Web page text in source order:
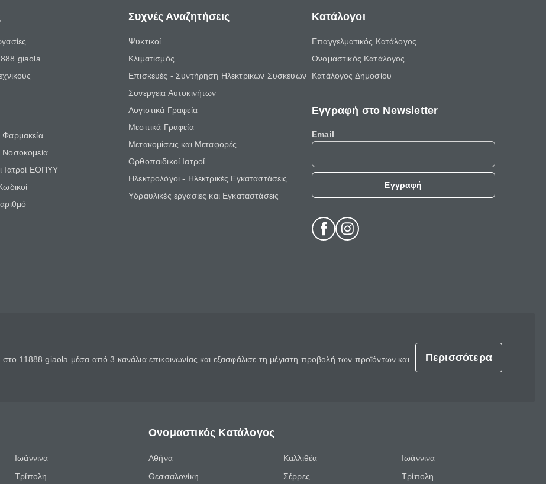
giaola
Ιατροί ΕΟΠΥΥ
Συχνές Αναζητήσεις
Ψυκτικοί
Κλιματισμός
Επισκευές - Συντήρηση Ηλεκτρικών Συσκευών
Συνεργεία Αυτοκινήτων
Λογιστικά Γραφεία
Μεσιτικά Γραφεία
Μετακομίσεις και Μεταφορές
Ορθοπαιδικοί Ιατροί
Ηλεκτρολόγοι - Ηλεκτρικές Εγκαταστάσεις
Υδραυλικές εργασίες και Εγκαταστάσεις
Κατάλογοι
Επαγγελματικός Κατάλογος
Ονομαστικός Κατάλογος
Κατάλογος Δημοσίου
Εγγραφή στο Newsletter
Email
Εγγραφή
11888 giaola μέσα από 3 κανάλια επικοινωνίας και εξασφάλισε τη μέγιστη προβολή των προϊόντων και
Περισσότερα
Ιωάννινα
Τρίπολη
Ονομαστικός Κατάλογος
Αθήνα
Θεσσαλονίκη
Καλλιθέα
Σέρρες
Ιωάννινα
Τρίπολη